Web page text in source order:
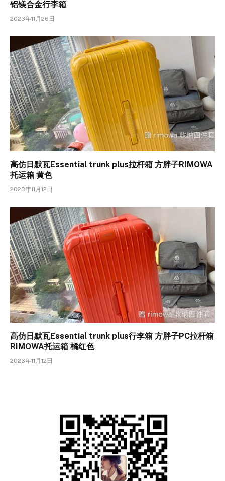
铝镁合金行李箱
2023年11月26日
高仿日默瓦Essential trunk plus拉杆箱 方胖子RIMOWA
托运箱 黄色
2023年11月12日
高仿日默瓦Essential trunk plus行李箱 方胖子PC拉杆箱
RIMOWA托运箱 橘红色
2023年11月12日